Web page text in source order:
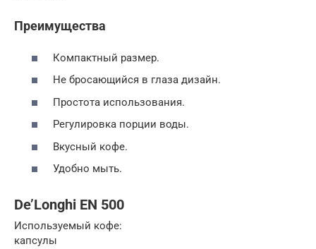
Преимущества
Компактный размер.
Не бросающийся в глаза дизайн.
Простота использования.
Регулировка порции воды.
Вкусный кофе.
Удобно мыть.
De’Longhi EN 500
Используемый кофе:
капсулы